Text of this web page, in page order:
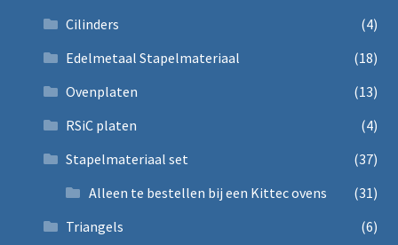
Cilinders
(4)
Edelmetaal Stapelmateriaal
(18)
Ovenplaten
(13)
RSiC platen
(4)
Stapelmateriaal set
(37)
Alleen te bestellen bij een Kittec ovens
(31)
Triangels
(6)